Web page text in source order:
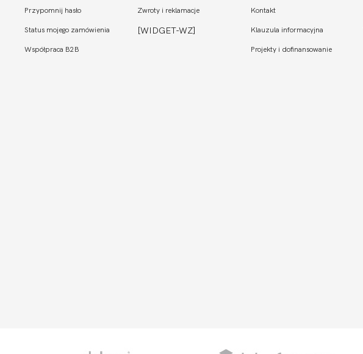
Przypomnij hasło
Status mojego zamówienia
Współpraca B2B
Zwroty i reklamacje
[WIDGET-WZ]
Kontakt
Klauzula informacyjna
Projekty i dofinansowanie